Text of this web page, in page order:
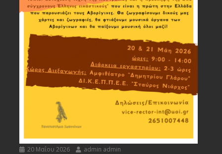
20 Μαΐου 2026 admin admin